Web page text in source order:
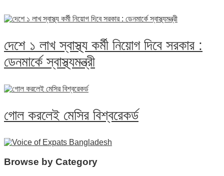
দেশে ১ লাখ স্বাস্থ্য কর্মী নিয়োগ দিবে সরকার :
ডেনমার্কে স্বাস্থ্যমন্ত্রী
গোল করলেই মেসির বিশ্বরেকর্ড
Browse by Category